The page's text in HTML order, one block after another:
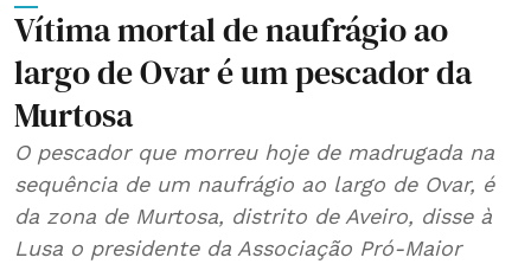
Vítima mortal de naufrágio ao
largo de Ovar é um pescador da
Murtosa
O pescador que morreu hoje de madrugada na
sequência de um naufrágio ao largo de Ovar, é
da zona de Murtosa, distrito de Aveiro, disse à
Lusa o presidente da Associação Pró-Maior